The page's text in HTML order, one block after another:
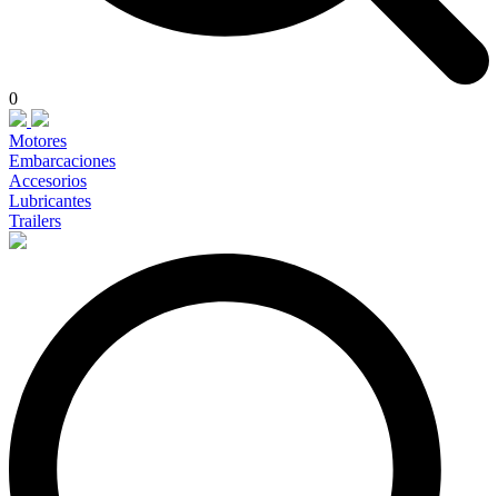
0
Motores
Embarcaciones
Accesorios
Lubricantes
Trailers